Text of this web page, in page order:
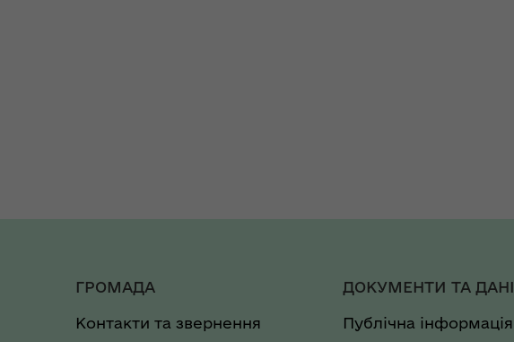
ГРОМАДА
Контакти та звернення
ДОКУМЕНТИ ТА ДАНІ
Публічна інформація